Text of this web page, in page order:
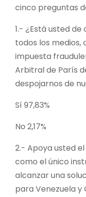
cinco preguntas
1.- ¿Está usted
todos los
impuesta
Arbitral de París
despojarnos de
Sí 97,83%
No 2,17%
2.- Apoya usted
como el único
alcanzar una
para Venezuela y